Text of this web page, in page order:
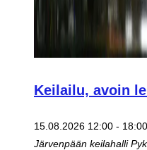
Keilailu, avoin
15.08.2026 12:00 - 18:00
Järvenpään keilahalli